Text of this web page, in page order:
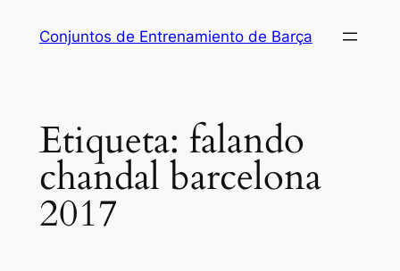
Conjuntos de Entrenamiento de Barça
Etiqueta: falando
chandal barcelona
2017